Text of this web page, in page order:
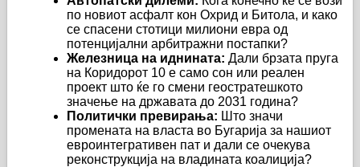
по новиот асфалт кон Охрид и Битола, и како
се спасени стотици милиони евра од
потенцијални арбитражни постапки?
Железница на иднината: Дали брзата пруга
на Коридорот 10 е само сон или реален
проект што ќе го смени геостратешкото
значење на државата до 2031 година?
Политички превирања: Што значи
промената на власта во Бугарија за нашиот
евроинтегративен пат и дали се очекува
реконструкција на владината коалиција?